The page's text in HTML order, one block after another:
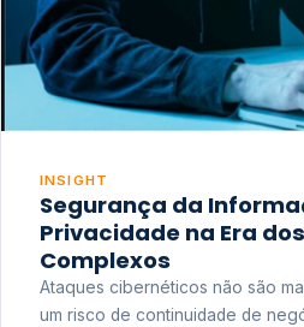
INSIGHT
Segurança da
Privacidade na Era
Complexos
Ataques cibernéticos não são
um risco de continuidade de negócio. O custo